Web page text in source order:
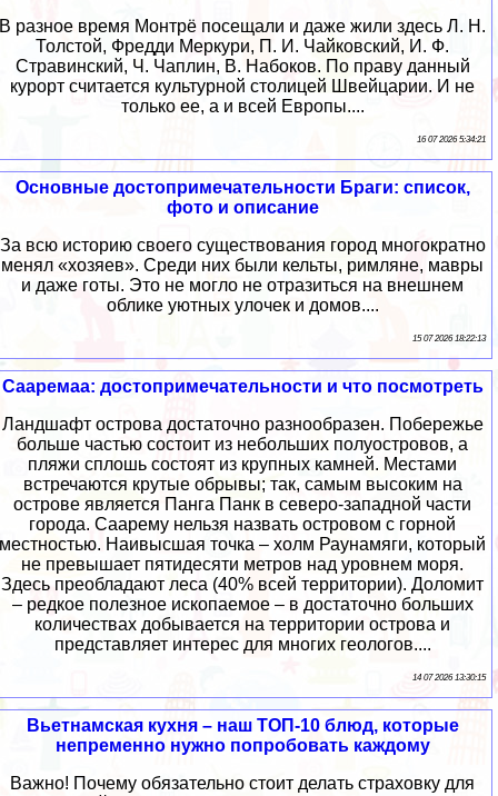
В разное время Монтрё посещали и даже жили здесь Л. Н.
Толстой, Фредди Меркури, П. И. Чайковский, И. Ф.
Стравинский, Ч. Чаплин, В. Набоков. По праву данный
курорт считается культурной столицей Швейцарии. И не
только ее, а и всей Европы....
16 07 2026 5:34:21
Основные достопримечательности Браги: список,
фото и описание
За всю историю своего существования город многократно
менял «хозяев». Среди них были кельты, римляне, мавры
и даже готы. Это не могло не отразиться на внешнем
облике уютных улочек и домов....
15 07 2026 18:22:13
Сааремаа: достопримечательности и что посмотреть
Ландшафт острова достаточно разнообразен. Побережье
больше частью состоит из небольших полуостровов, а
пляжи сплошь состоят из крупных камней. Местами
встречаются крутые обрывы; так, самым высоким на
острове является Панга Панк в северо-западной части
города. Саарему нельзя назвать островом с горной
местностью. Наивысшая точка – холм Раунамяги, который
не превышает пятидесяти метров над уровнем моря.
Здесь преобладают леса (40% всей территории). Доломит
– редкое полезное ископаемое – в достаточно больших
количествах добывается на территории острова и
представляет интерес для многих геологов....
14 07 2026 13:30:15
Вьетнамская кухня – наш ТОП-10 блюд, которые
непременно нужно попробовать каждому
Важно! Почему обязательно стоит делать страховку для